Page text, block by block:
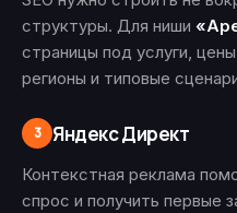
структуры. Для ниши
страницы под услуги,
регионы и типовые
3 Яндекс Директ
Контекстная реклама
спрос и получить первые